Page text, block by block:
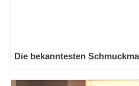
Die bekanntesten